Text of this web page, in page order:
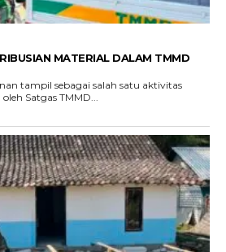
MATERIAL DALAM TMMD
tampil sebagai salah satu aktivitas
Satgas TMMD...